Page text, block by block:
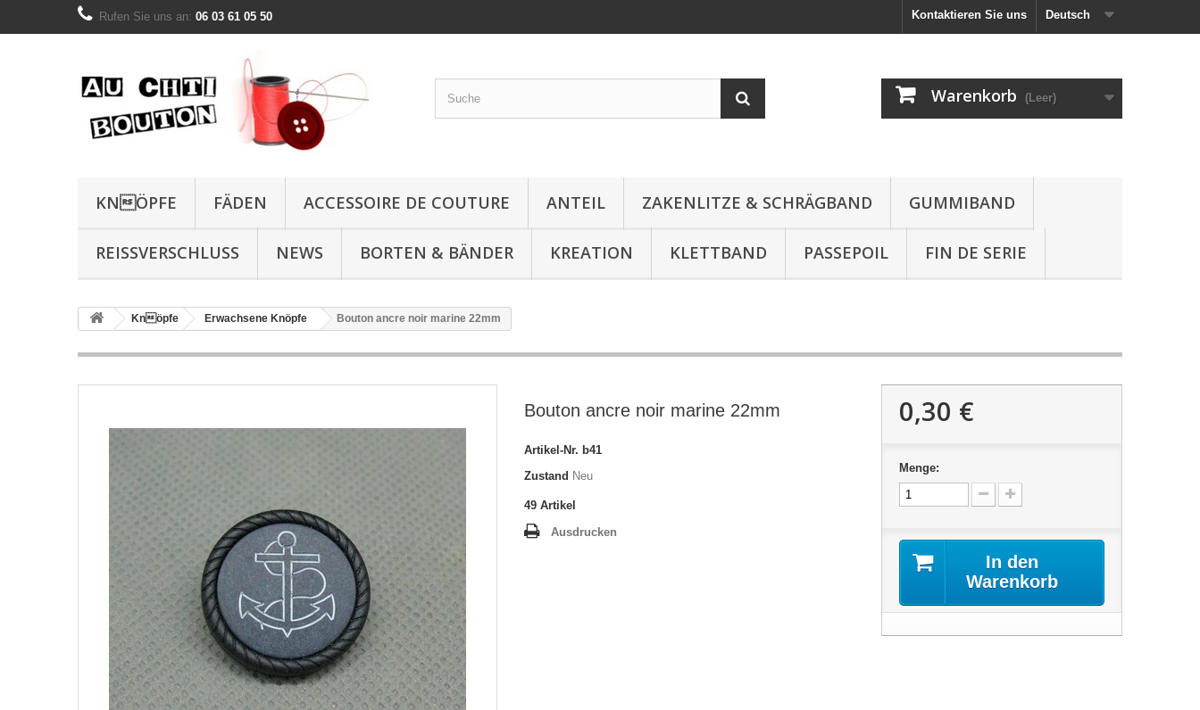
Deutsch
Kontaktieren Sie uns
Rufen Sie uns an: 06 03 61 05 50
Warenkorb (Leer)
KNÖPFE FÄDEN ACCESSOIRE DE COUTURE ANTEIL ZAKENLITZE & SCHRÄGBAND GUMMIBAND
REISSVERSCHLUSS NEWS BORTEN & BÄNDER KREATION KLETTBAND PASSEPOIL FIN DE SERIE
Knöpfe Erwachsene Knöpfe Bouton ancre noir marine 22mm
Bouton ancre noir marine 22mm
Artikel-Nr. b41
Zustand Neu
49 Artikel
Ausdrucken
0,30 €
Menge:
In den
Warenkorb